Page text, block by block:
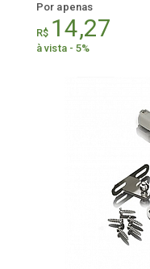
Por apenas
R$ 14,27
à vista - 5%